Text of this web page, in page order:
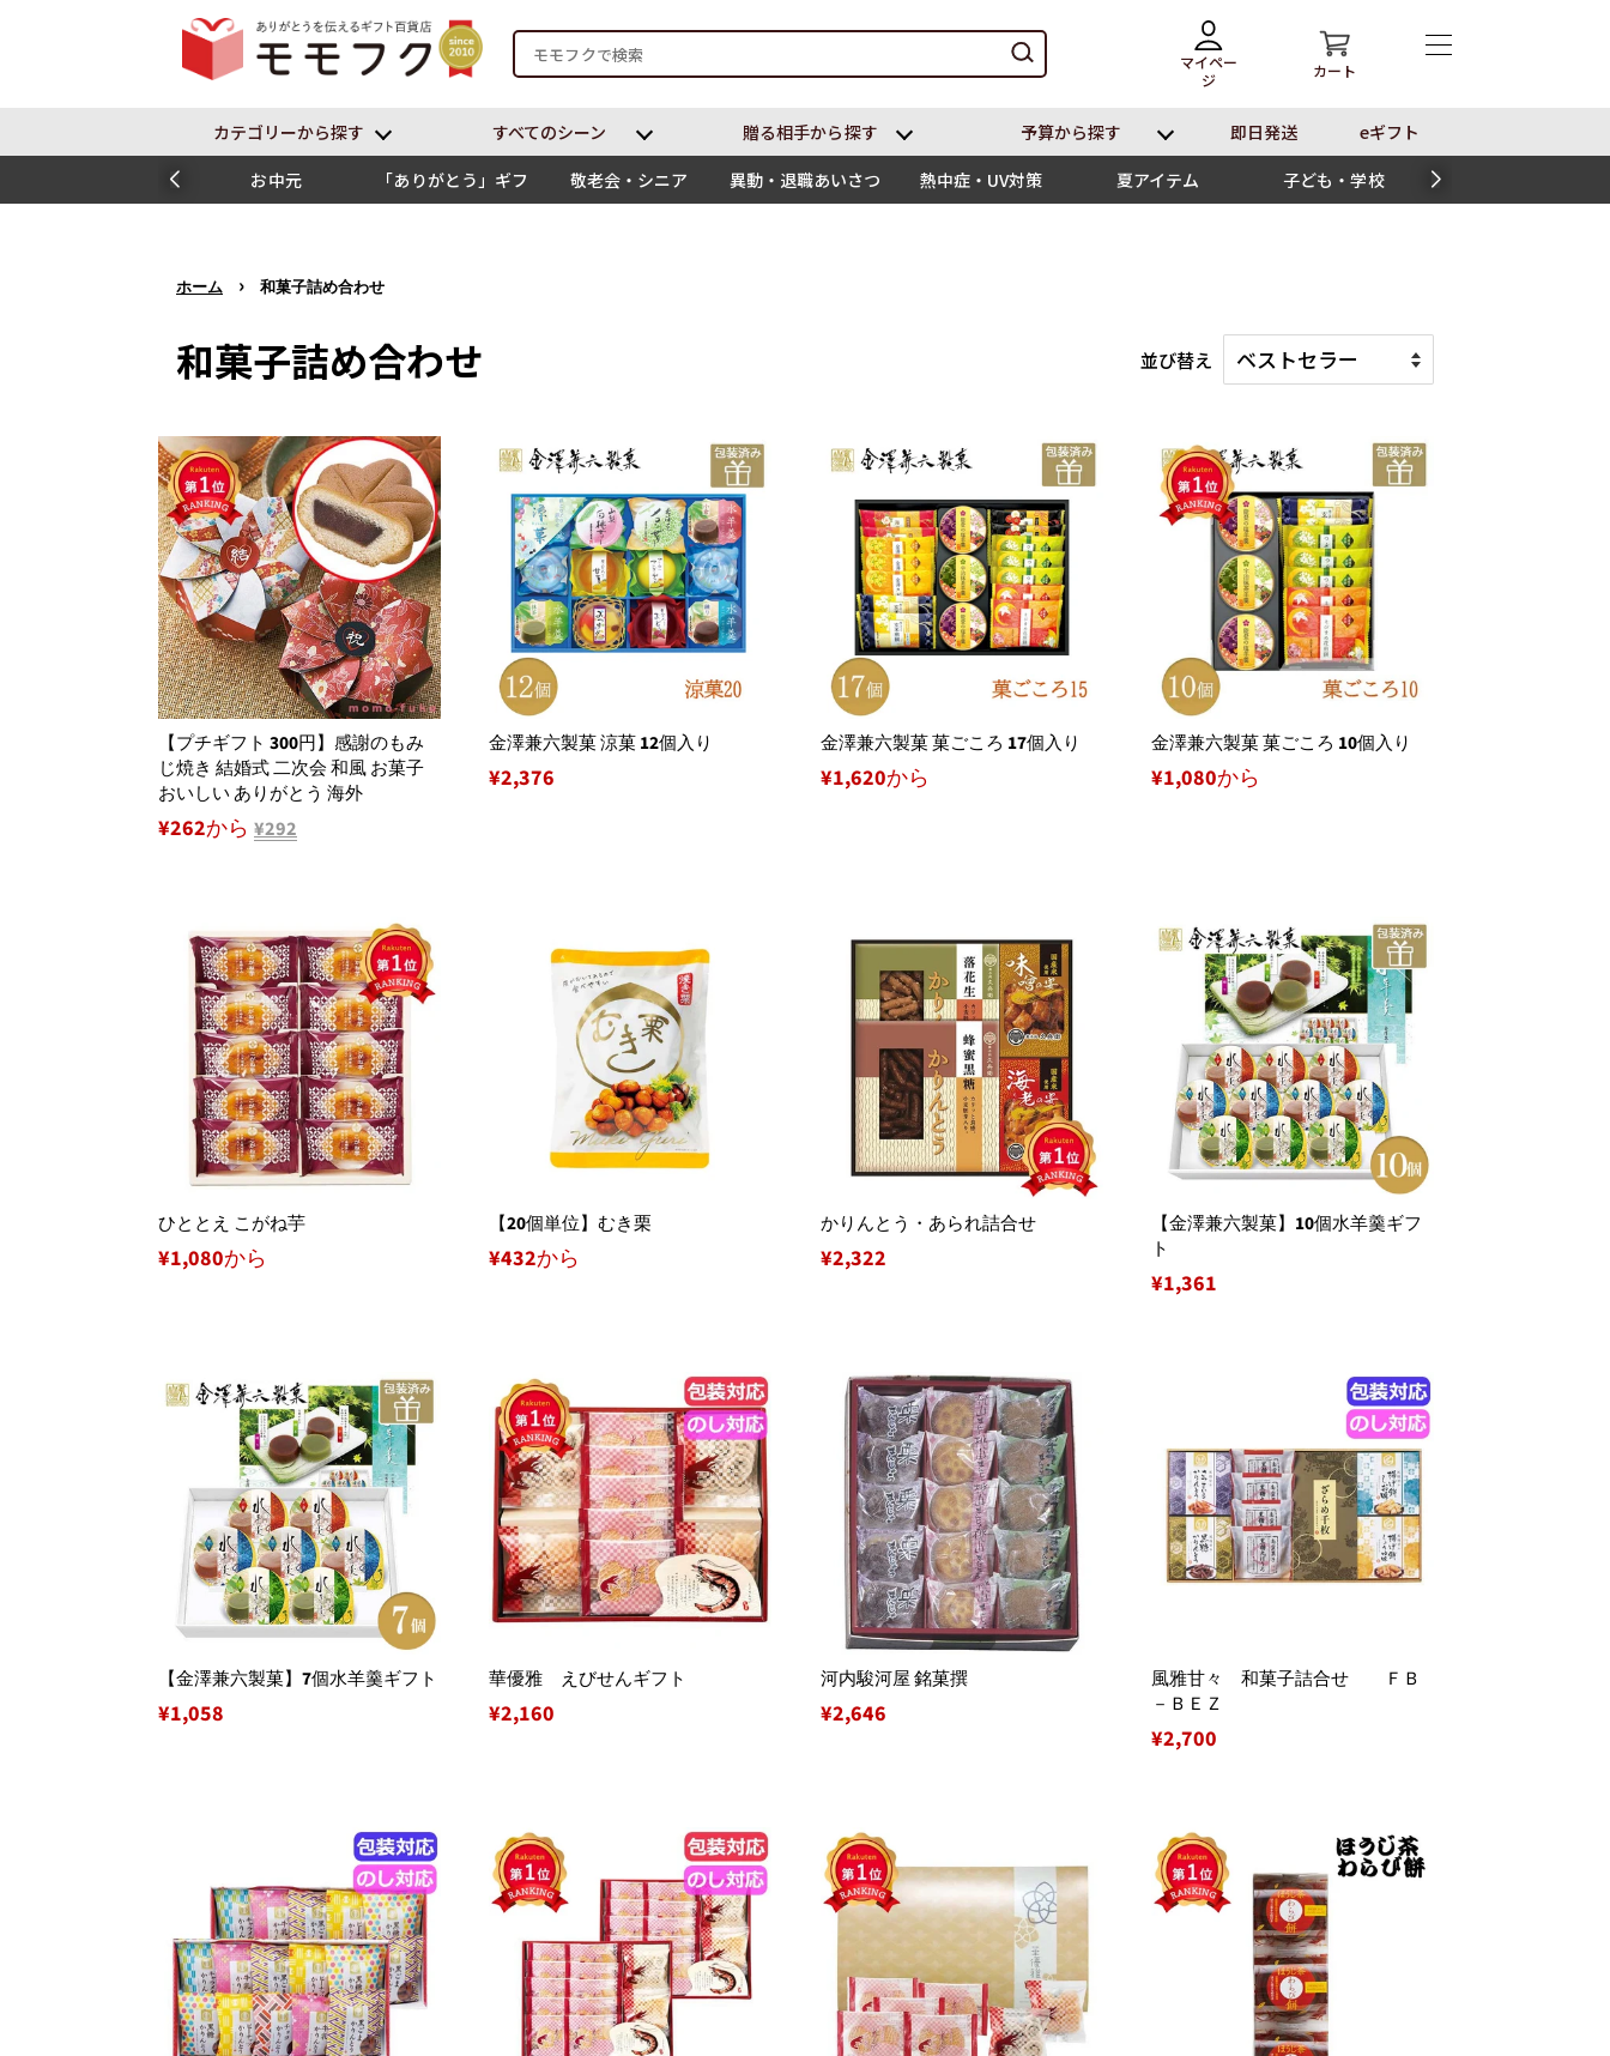
マイペー
ジ
カート
カテゴリーから探す すべてのシーン 贈る相⼿から探す 予算から探す 即⽇発送
eギフト
お中元
「ありがとう」ギフ
敬老会・シニア 異動・退職あいさつ 熱中症・UV対策 夏アイテム 子ども・学校
ホーム › 和菓子詰め合わせ
和菓子詰め合わせ 並び替え
【プチギフト 300円】感謝のもみ
じ焼き 結婚式 二次会 和風 お菓子
おいしい ありがとう 海外
¥262から ¥292
金澤兼六製菓 涼菓 12個入り
通
¥2,376
金澤兼六製菓 菓ごころ 17個入り
¥1,620から
金澤兼六製菓 菓ごころ 10個入り
¥1,080から
ひととえ こがね芋
¥1,080から
【20個単位】むき栗
¥432から
かりんとう・あられ詰合せ
通
¥2,322
【金澤兼六製菓】10個水羊羹ギフ
ト
通
¥1,361
【金澤兼六製菓】7個水羊羹ギフト
通
¥1,058
華優雅 えびせんギフト
通
¥2,160
河内駿河屋 銘菓撰
通
¥2,646
風雅甘々 和菓子詰合せ ＦＢ
－ＢＥＺ
通
格
¥2,700